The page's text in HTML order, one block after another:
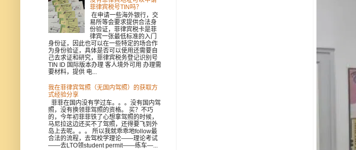
菲律宾税号TIN吗？
在申请一些海外银行，交
易所等会要求提供合法身
份验证，菲律宾税卡是菲
律宾一张最低标准的入门
身份证，因此也可以在一些特定的场合作
为身份验证，具体是否可以使用还需要自
己去求证和研究，菲律宾税务登记识别号
TIN ID 国际版本办理 客人境外可用 办理需
要材料，提供 电...
我在菲律宾驾照（无国内驾照）的获取方
式经验分享
菲菲在国内没有学过车。。。没有国内驾
照，没有换领菲驾照的资格。 买？不巧
的，今年初菲菲铁了心想拿驾照的时候，
马尼拉这边还买不了驾照，还得要飞到外
岛上去呢。。。 所以我就乖乖地follow最
合法的流程，去驾校学理论——理论考试
——去LTO领student permit——练车—...